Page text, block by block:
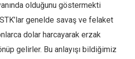
olduğunu göstermekti
STK’lar genelde savaş ve felaket
dolar harcayarak erzak
gelirler. Bu anlayışı bildiğimiz